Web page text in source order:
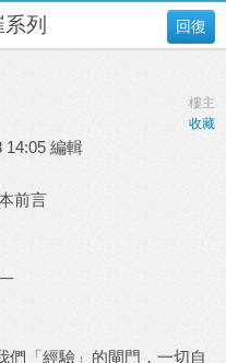
回復
列
樓主
收藏
14:05 編輯
前言
一
「經驗」的閘門，一切自